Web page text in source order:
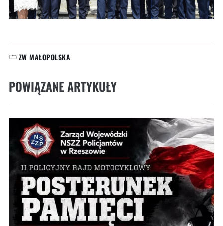
KATEGORIE:
ZW MAŁOPOLSKA
POWIĄZANE ARTYKUŁY